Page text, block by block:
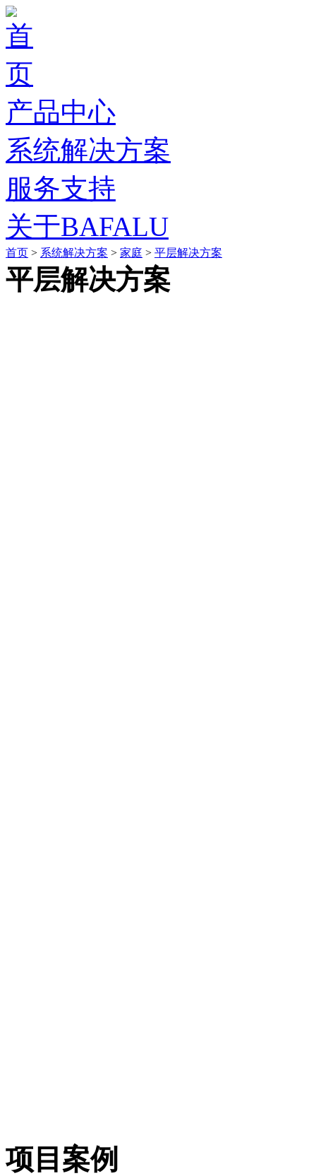
产品中心
系统解决方案
服务支持
关于BAFALU
首页 > 系统解决方案 > 家庭 > 平层解决方案
平层解决方案
项目案例